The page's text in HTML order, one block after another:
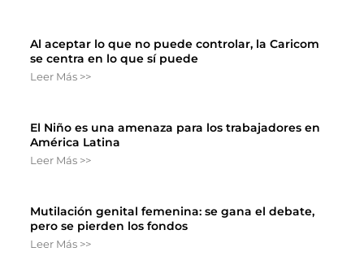
Al aceptar lo que no puede controlar, la Caricom
se centra en lo que sí puede
Leer Más >>
El Niño es una amenaza para los trabajadores en
América Latina
Leer Más >>
Mutilación genital femenina: se gana el debate,
pero se pierden los fondos
Leer Más >>